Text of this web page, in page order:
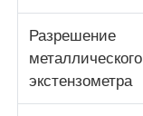
Разрешение
металлического
экстензометра